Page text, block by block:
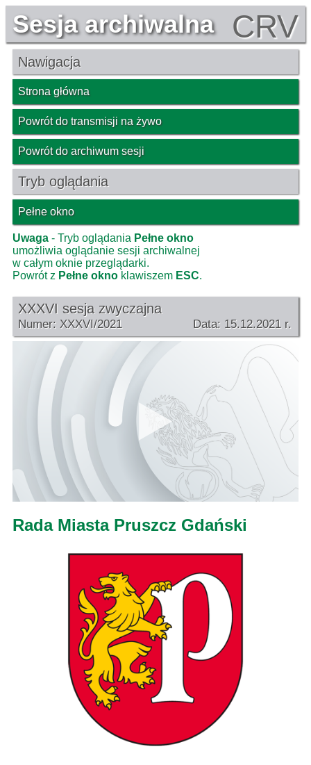
Sesja archiwalna CRV
Nawigacja
Strona główna
Powrót do transmisji na żywo
Powrót do archiwum sesji
Tryb oglądania
Pełne okno
Uwaga - Tryb oglądania Pełne okno
umożliwia oglądanie sesji archiwalnej
w całym oknie przeglądarki.
Powrót z Pełne okno klawiszem ESC.
XXXVI sesja zwyczajna
Numer: XXXVI/2021 Data: 15.12.2021 r.
Rada Miasta Pruszcz Gdański